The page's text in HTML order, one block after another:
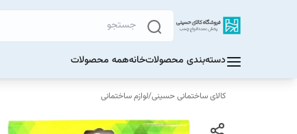
دسته‌بندی محصولاتخانههمه محصولات
کالای ساختمانی حسینی/لوازم ساختمانی